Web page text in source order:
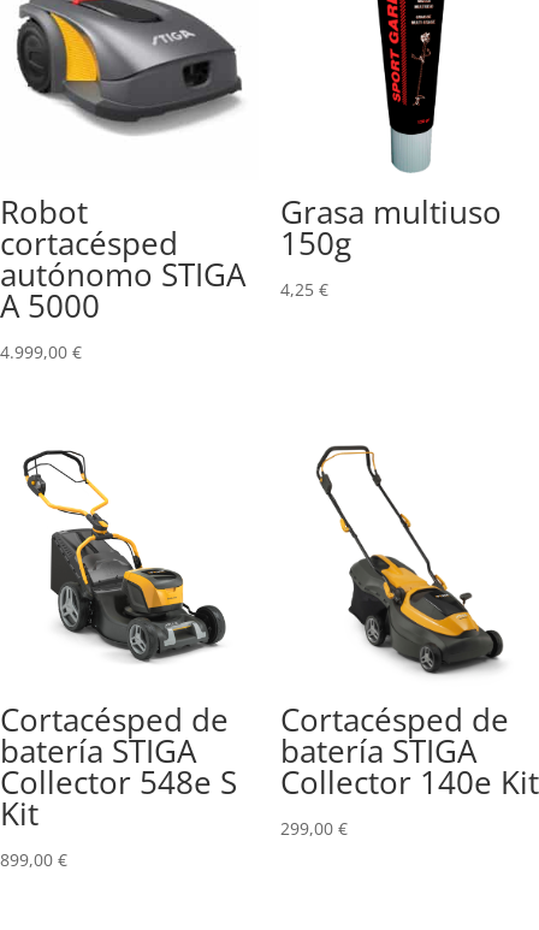
Robot
cortacésped
autónomo STIGA
A 5000
4.999,00 €
Grasa multiuso
150g
4,25 €
Cortacésped de
batería STIGA
Collector 548e S
Kit
899,00 €
Cortacésped de
batería STIGA
Collector 140e Kit
299,00 €